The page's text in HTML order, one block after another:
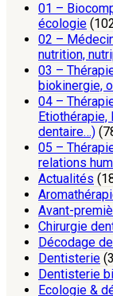
01 –
écologie
02 –
nutrition,
03 –
biokinergie,
04 –
dentaire…)
05 –
relations
Actualités
Avant-
Chirurgie
Décodage
Dentisterie
Dentisterie
Ecologie &